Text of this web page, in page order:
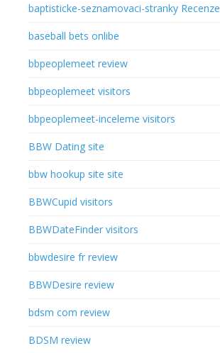
baptisticke-seznamovaci-stranky Recenze
baseball bets onlibe
bbpeoplemeet review
bbpeoplemeet visitors
bbpeoplemeet-inceleme visitors
BBW Dating site
bbw hookup site site
BBWCupid visitors
BBWDateFinder visitors
bbwdesire fr review
BBWDesire review
bdsm com review
BDSM review